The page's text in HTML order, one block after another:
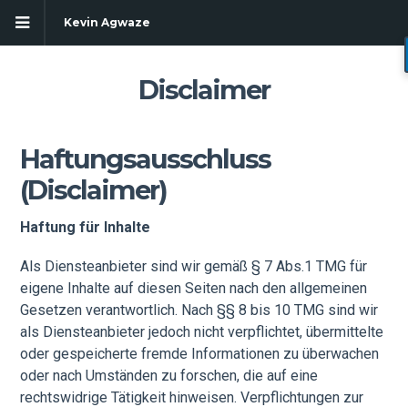
Kevin Agwaze
Disclaimer
Haftungsausschluss
(Disclaimer)
Haftung für Inhalte
Als Diensteanbieter sind wir gemäß § 7 Abs.1 TMG für
eigene Inhalte auf diesen Seiten nach den allgemeinen
Gesetzen verantwortlich. Nach §§ 8 bis 10 TMG sind wir
als Diensteanbieter jedoch nicht verpflichtet, übermittelte
oder gespeicherte fremde Informationen zu überwachen
oder nach Umständen zu forschen, die auf eine
rechtswidrige Tätigkeit hinweisen. Verpflichtungen zur